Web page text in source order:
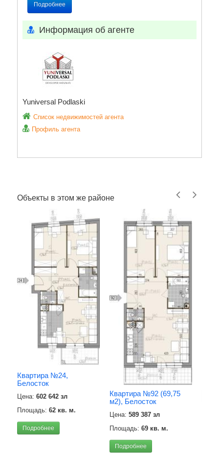
Подробнее
Информация об агенте
Yuniversal Podlaski
Список недвижимостей агента
Профиль агента
Объекты в этом же районе
Квартира №24,
Белосток
Цена: 602 642 зл
Площадь: 62 кв. м.
Подробнее
Квартира №92 (69,75
м2), Белосток
Цена: 589 387 зл
Площадь: 69 кв. м.
Подробнее